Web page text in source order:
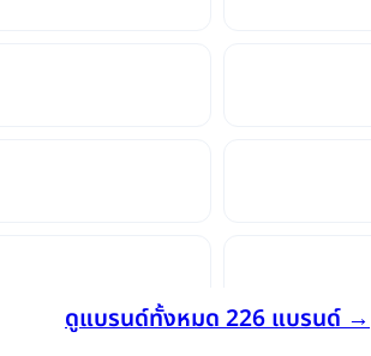
ดูแบรนด์ทั้งหมด 226 แบรนด์ →